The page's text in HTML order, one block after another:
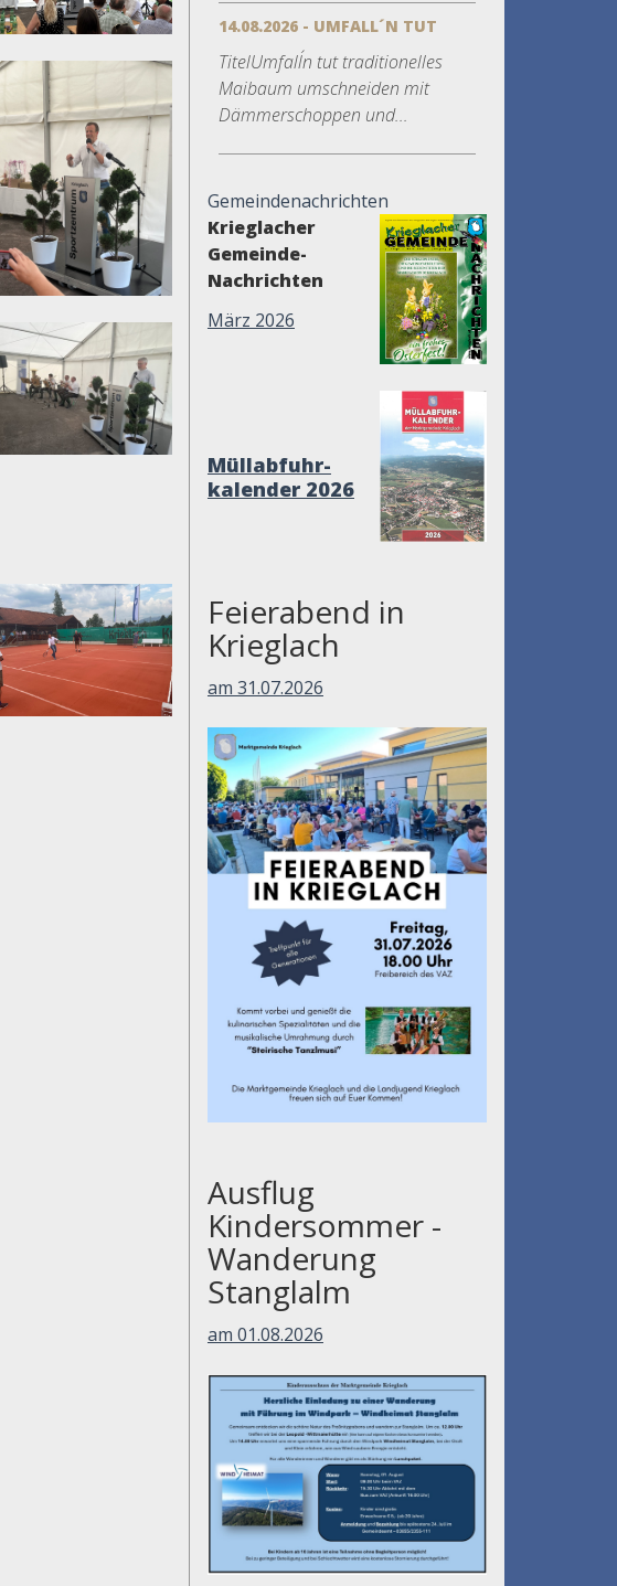
14.08.2026 - UMFALL´N TUT
TitelUmfall´n tut traditionelles
Maibaum umschneiden mit
Dämmerschoppen und...
Gemeindenachrichten
Krieglacher
Gemeinde-
Nachrichten
März 2026
Müllabfuhr-
kalender 2026
Feierabend in
Krieglach
am 31.07.2026
Ausflug
Kindersommer -
Wanderung
Stanglalm
am 01.08.2026